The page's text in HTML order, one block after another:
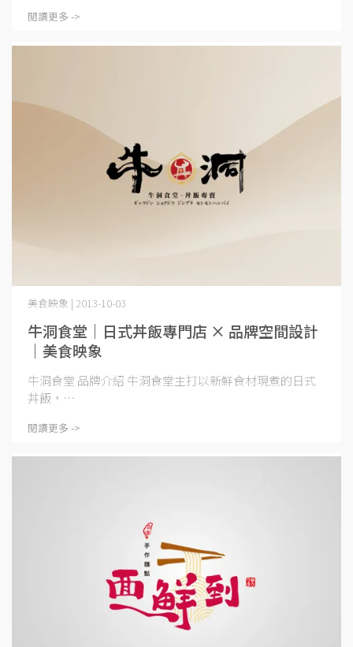
閱讀更多 ->
牛洞食堂｜日式丼飯專門店 × 品牌空間設計
｜美食映象
美食映象 | 2013-10-03
牛洞食堂 品牌介紹 牛洞食堂主打以新鮮食材現煮的日式
丼飯，⋯
閱讀更多 ->